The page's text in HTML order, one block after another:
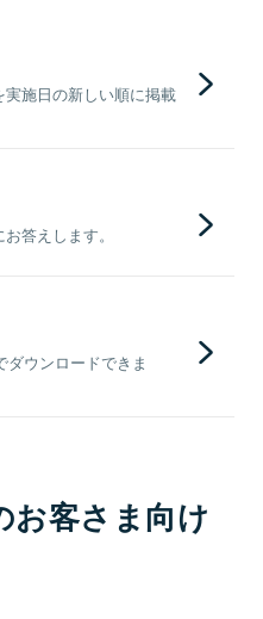
施日の新しい順に掲載
答えします。
ウンロードできま
お客さま向け